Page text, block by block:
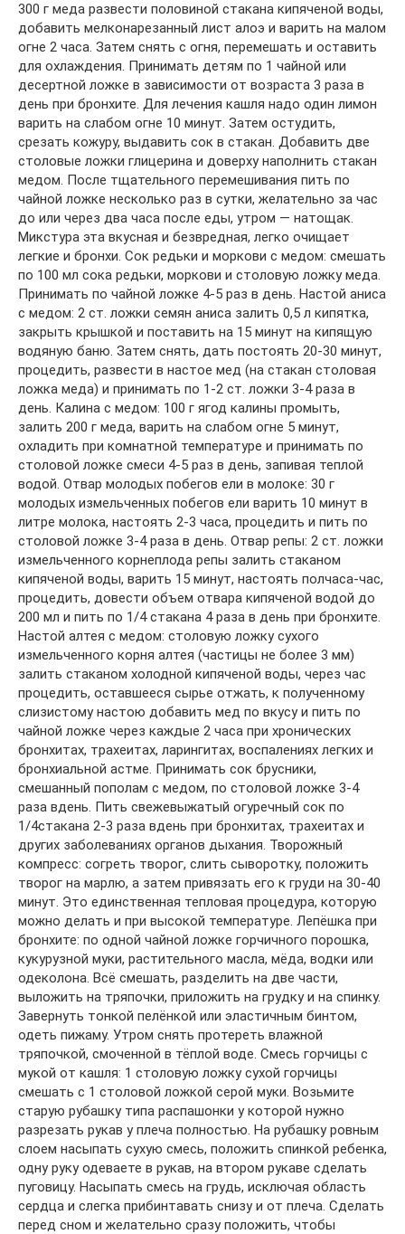
300 г меда развести половиной стакана кипяченой воды,
добавить мелконарезанный лист алоэ и варить на малом
огне 2 часа. Затем снять с огня, перемешать и оставить
для охлаждения. Принимать детям по 1 чайной или
десертной ложке в зависимости от возраста 3 раза в
день при бронхите. Для лечения кашля надо один лимон
варить на слабом огне 10 минут. Затем остудить,
срезать кожуру, выдавить сок в стакан. Добавить две
столовые ложки глицерина и доверху наполнить стакан
медом. После тщательного перемешивания пить по
чайной ложке несколько раз в сутки, желательно за час
до или через два часа после еды, утром — натощак.
Микстура эта вкусная и безвредная, легко очищает
легкие и бронхи. Сок редьки и моркови с медом: смешать
по 100 мл сока редьки, моркови и столовую ложку меда.
Принимать по чайной ложке 4-5 раз в день. Настой аниса
с медом: 2 ст. ложки семян аниса залить 0,5 л кипятка,
закрыть крышкой и поставить на 15 минут на кипящую
водяную баню. Затем снять, дать постоять 20-30 минут,
процедить, развести в настое мед (на стакан столовая
ложка меда) и принимать по 1-2 ст. ложки 3-4 раза в
день. Калина с медом: 100 г ягод калины промыть,
залить 200 г меда, варить на слабом огне 5 минут,
охладить при комнатной температуре и принимать по
столовой ложке смеси 4-5 раз в день, запивая теплой
водой. Отвар молодых побегов ели в молоке: 30 г
молодых измельченных побегов ели варить 10 минут в
литре молока, настоять 2-3 часа, процедить и пить по
столовой ложке 3-4 раза в день. Отвар репы: 2 ст. ложки
измельченного корнеплода репы залить стаканом
кипяченой воды, варить 15 минут, настоять полчаса-час,
процедить, довести объем отвара кипяченой водой до
200 мл и пить по 1/4 стакана 4 раза в день при бронхите.
Настой алтея с медом: столовую ложку сухого
измельченного корня алтея (частицы не более 3 мм)
залить стаканом холодной кипяченой воды, через час
процедить, оставшееся сырье отжать, к полученному
слизистому настою добавить мед по вкусу и пить по
чайной ложке через каждые 2 часа при хронических
бронхитах, трахеитах, ларингитах, воспалениях легких и
бронхиальной астме. Принимать сок брусники,
смешанный пополам с медом, по столовой ложке 3-4
раза вдень. Пить свежевыжатый огуречный сок по
1/4стакана 2-3 раза вдень при бронхитах, трахеитах и
других заболеваниях органов дыхания. Творожный
компресс: согреть творог, слить сыворотку, положить
творог на марлю, а затем привязать его к груди на 30-40
минут. Это единственная тепловая процедура, которую
можно делать и при высокой температуре. Лепёшка при
бронхите: по одной чайной ложке горчичного порошка,
кукурузной муки, растительного масла, мёда, водки или
одеколона. Всё смешать, разделить на две части,
выложить на тряпочки, приложить на грудку и на спинку.
Завернуть тонкой пелёнкой или эластичным бинтом,
одеть пижаму. Утром снять протереть влажной
тряпочкой, смоченной в тёплой воде. Смесь горчицы с
мукой от кашля: 1 столовую ложку сухой горчицы
смешать с 1 столовой ложкой серой муки. Возьмите
старую рубашку типа распашонки у которой нужно
разрезать рукав у плеча полностью. На рубашку ровным
слоем насыпать сухую смесь, положить спинкой ребенка,
одну руку одеваете в рукав, на втором рукаве сделать
пуговицу. Насыпать смесь на грудь, исключая область
сердца и слегка прибинтавать снизу и от плеча. Сделать
перед сном и желательно сразу положить, чтобы